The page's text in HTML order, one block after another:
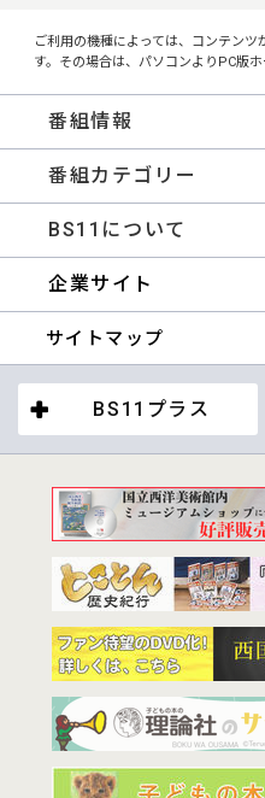
ご利用の機種によっては、コンテン
す。その場合は、パソコンよりPC版
番組情報
番組カテゴリー
BS11について
企業サイト
サイトマップ
BS11プラス